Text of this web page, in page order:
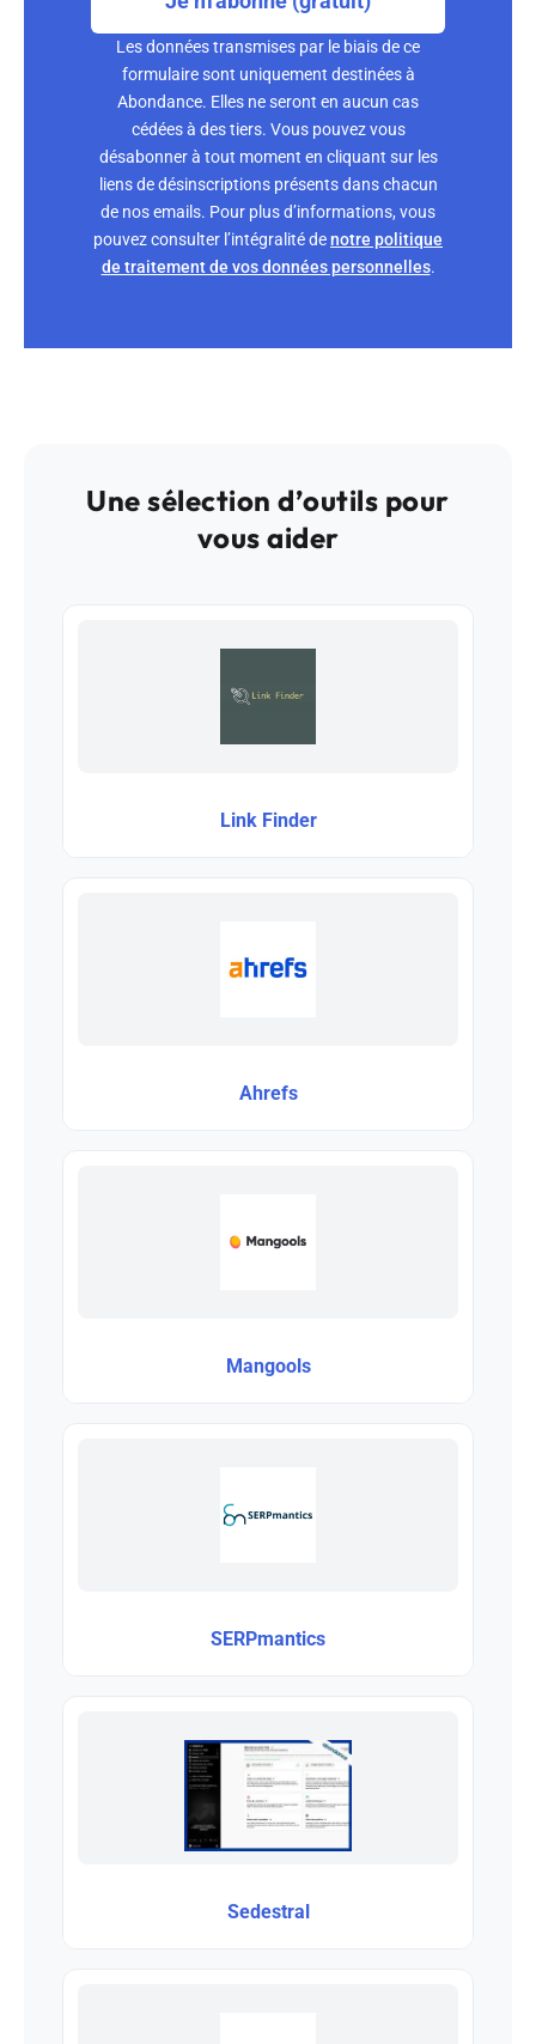
Les données transmises par le biais de ce
formulaire sont uniquement destinées à
Abondance. Elles ne seront en aucun cas
cédées à des tiers. Vous pouvez vous
désabonner à tout moment en cliquant sur les
liens de désinscriptions présents dans chacun
de nos emails. Pour plus d’informations, vous
pouvez consulter l’intégralité denotre politique
de traitement de vos données personnelles.
Une sélection d’outils pour
vous aider
Link Finder
Ahrefs
Mangools
SERPmantics
Sedestral